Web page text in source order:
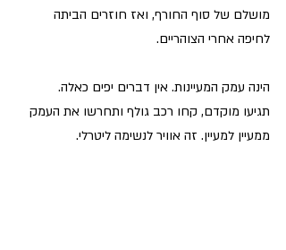
מושלם של סוף החורף, ואז חוזרים הביתה
לחיפה אחרי הצוהריים.
הינה עמק המעיינות. אין דברים יפים כאלה.
תגיעו מוקדם, קחו רכב גולף ותחרשו את העמק
ממעיין למעיין. זה אוויר לנשימה ליטרלי.